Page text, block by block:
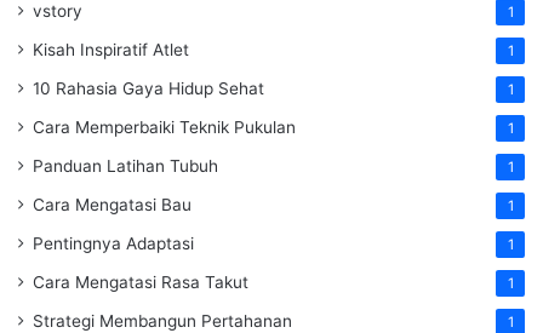
vstory 1
Kisah Inspiratif Atlet 1
10 Rahasia Gaya Hidup Sehat 1
Cara Memperbaiki Teknik Pukulan 1
Panduan Latihan Tubuh 1
Cara Mengatasi Bau 1
Pentingnya Adaptasi 1
Cara Mengatasi Rasa Takut 1
Strategi Membangun Pertahanan 1